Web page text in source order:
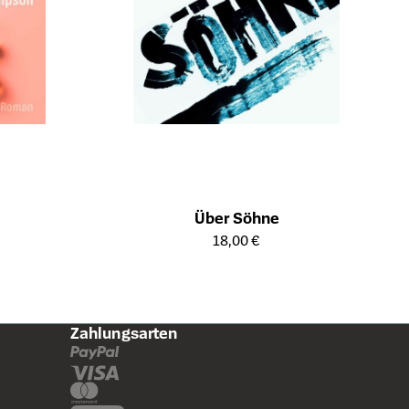
Über Söhne
Öffnet die Detailseite des Produkts
18,00 €
Zahlungsarten